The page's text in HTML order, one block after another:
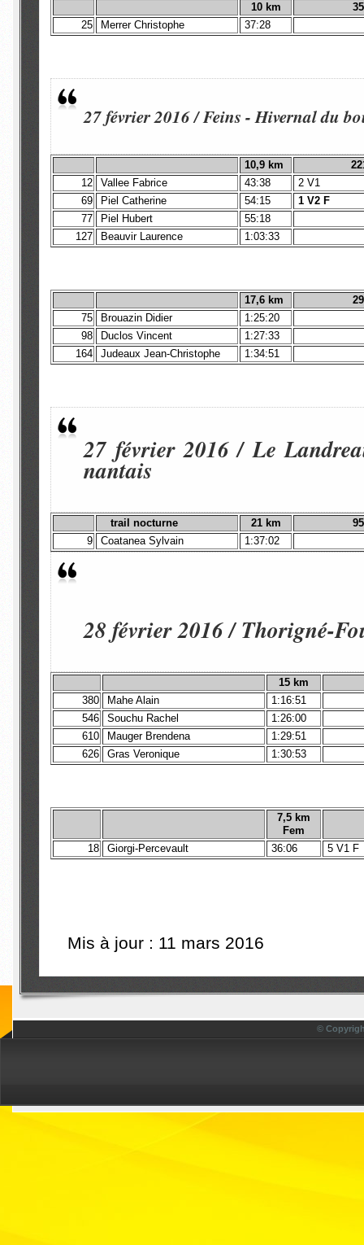
10 km
25
Merrer Christophe 37:28
27 février 2016 / Feins - Hivernal du
10,9 km
12
Vallee Fabrice 43:38
2 V1
69
Piel Catherine 54:15
1 V2 F
77
Piel Hubert
55:18
127
Beauvir Laurence 1:03:33
17,6 km
75
Brouazin Didier
1:25:20
98
Duclos Vincent
1:27:33
164
Judeaux Jean-Christophe 1:34:51
27 février 2016 / Le
nantais
trail nocturne 21 km
9
Coatanea Sylvain 1:37:02
28 février 2016 / Thorigné-
15 km
380
Mahe Alain
1:16:51
546
Souchu Rachel
1:26:00
610
Mauger Brendena
1:29:51
626
Gras Veronique 1:30:53
7,5 km
Fem
18
Giorgi-Percevault 36:06 5 V1 F
Mis à jour : 11 mars 2016
©